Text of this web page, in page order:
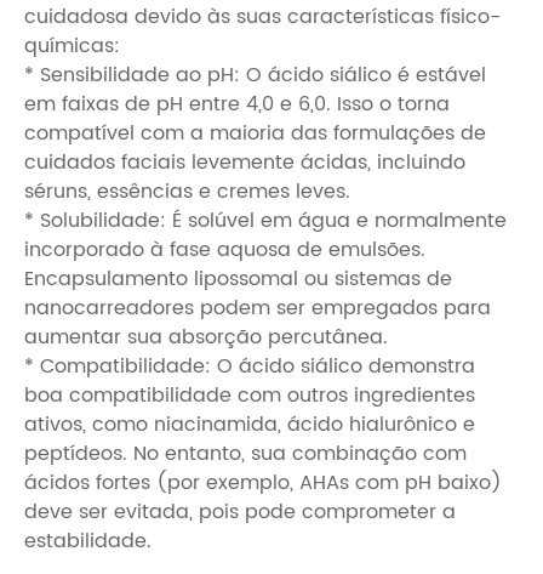
cuidadosa devido às suas características físico-
químicas:
* Sensibilidade ao pH: O ácido siálico é estável
em faixas de pH entre 4,0 e 6,0. Isso o torna
compatível com a maioria das formulações de
cuidados faciais levemente ácidas, incluindo
séruns, essências e cremes leves.
* Solubilidade: É solúvel em água e normalmente
incorporado à fase aquosa de emulsões.
Encapsulamento lipossomal ou sistemas de
nanocarreadores podem ser empregados para
aumentar sua absorção percutânea.
* Compatibilidade: O ácido siálico demonstra
boa compatibilidade com outros ingredientes
ativos, como niacinamida, ácido hialurônico e
peptídeos. No entanto, sua combinação com
ácidos fortes (por exemplo, AHAs com pH baixo)
deve ser evitada, pois pode comprometer a
estabilidade.